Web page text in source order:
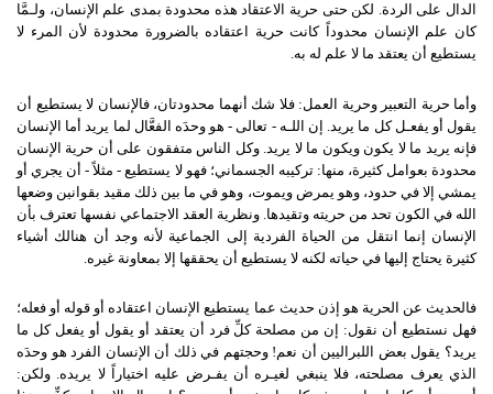
الدال على الردة. لكن حتى حرية الاعتقاد هذه محدودة بمدى علم الإنسان، ولـمَّا
كان علم الإنسان محدوداً كانت حرية اعتقاده بالضرورة محدودة لأن المرء لا
يستطيع أن يعتقد ما لا علم له به.
وأما حرية التعبير وحرية العمل:فلا شك أنهما محدودتان، فالإنسان لا يستطيع أن
يقول أو يفعـل كل ما يريد إن اللـه - تعالى - هو وحدَه الفعَّال لما يريد أما الإنسان
فإنه يريد ما لا يكون ويكون ما لا يريد .وكل الناس متفقون على أن حرية الإنسان
محدودة بعوامل كثيرة، منها:تركيبه الجسماني؛ فهو لا يستطيع - مثلاً- أن يجري أو
يمشي إلا في حدود، وهو يمرض ويموت، وهو في ما بين ذلك مقيد بقوانين وضعها
الله في الكون تحد من حريته وتقيدها ونظرية العقد الاجتماعي نفسها تعترف بأن
الإنسان إنما انتقل من الحياة الفردية إلى الجماعية لأنه وجد أن هنالك أشياء
كثيرة يحتاج إليها في حياته لكنه لا يستطيع أن يحققها إلا بمعاونة غيره
فالحديث عن الحرية هو إذن حديث عما يستطيع الإنسان اعتقاده أو قوله أو فعله؛
فهل نستطيع أن نقول: إن من مصلحة كلِّ فرد أن يعتقد أو يقول أو يفعل كل ما
يريد؟ يقول بعض اللبراليين أن نعم!وحجتهم في ذلك أن الإنسان الفرد هو وحدَه
الذي يعرف مصلحته، فلا ينبغي لغيـره أن يفـرض عليه اختياراً لا يريده. ولكن: